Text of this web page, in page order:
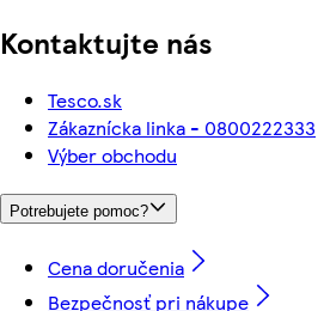
Kontaktujte nás
Tesco.sk
Zákaznícka linka - 0800222333
Výber obchodu
Potrebujete pomoc?
Cena doručenia
Bezpečnosť pri nákupe